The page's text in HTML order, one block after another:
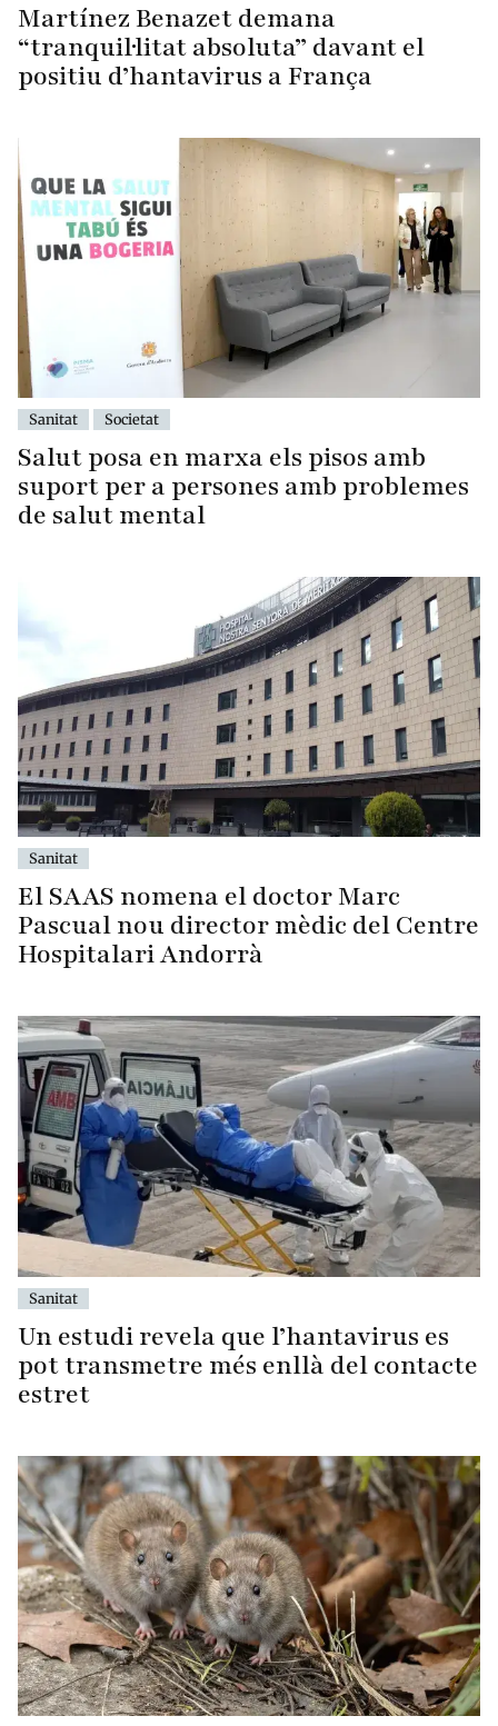
Martínez Benazet demana
“tranquil·litat absoluta” davant el
positiu d’hantavirus a França
Sanitat Societat
Salut posa en marxa els pisos amb
suport per a persones amb problemes
de salut mental
Sanitat
El SAAS nomena el doctor Marc
Pascual nou director mèdic del Centre
Hospitalari Andorrà
Sanitat
Un estudi revela que l’hantavirus es
pot transmetre més enllà del contacte
estret